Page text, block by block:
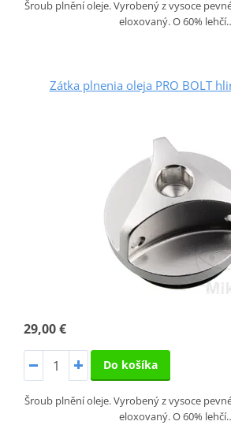
Šroub plnění oleje. Vyrobený z vysoce
eloxovaný. O 60%
Zátka plnenia oleja PRO BOLT
29,00 €
Do košíka
Šroub plnění oleje. Vyrobený z vysoce
eloxovaný. O 60%